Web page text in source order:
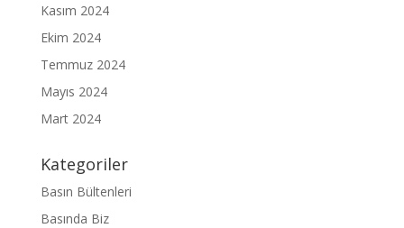
Kasım 2024
Ekim 2024
Temmuz 2024
Mayıs 2024
Mart 2024
Kategoriler
Basın Bültenleri
Basında Biz